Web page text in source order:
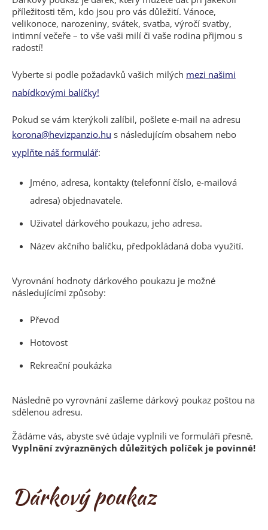
příležitosti těm, kdo jsou pro vás důležití. Vánoce,
velikonoce, narozeniny, svátek, svatba, výročí svatby,
intimní večeře – to vše vaši milí či vaše rodina přijmou s
radostí!
Vyberte si podle požadavků vašich milých mezi našimi
nabídkovými balíčky!
Pokud se vám kterýkoli zalíbil, pošlete e-mail na adresu
korona@hevizpanzio.hu s následujícím obsahem nebo
vyplňte náš formulář:
Jméno, adresa, kontakty (telefonní číslo, e-mailová
adresa) objednavatele.
Uživatel dárkového poukazu, jeho adresa.
Název akčního balíčku, předpokládaná doba využití.
Vyrovnání hodnoty dárkového poukazu je možné
následujícími způsoby:
Převod
Hotovost
Rekreační poukázka
Následně po vyrovnání zašleme dárkový poukaz poštou na
sdělenou adresu.
Žádáme vás, abyste své údaje vyplnili ve formuláři přesně.
Vyplnění zvýrazněných důležitých políček je povinné!
Dárkový poukaz